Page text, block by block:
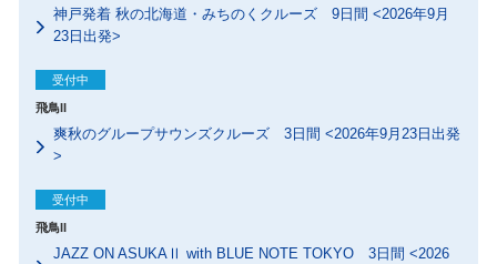
神戸発着 秋の北海道・みちのくクルーズ 9日間 <2026年9月
23日出発>
飛鳥II
受付中
爽秋のグループサウンズクルーズ 3日間 <2026年9月23日出発
>
飛鳥II
受付中
JAZZ ON ASUKAⅡ with BLUE NOTE TOKYO 3日間 <2026